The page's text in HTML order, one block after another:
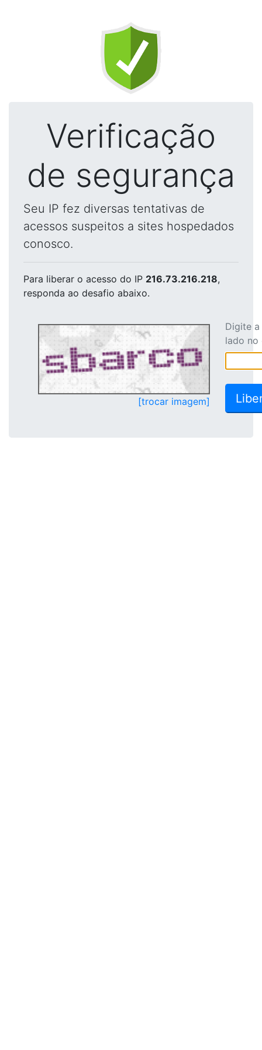
Verificação
de segurança
Seu IP fez diversas tentativas de
acessos suspeitos a sites hospedados
conosco.
Para liberar o acesso do IP 216.73.216.218,
responda ao desafio abaixo.
[trocar imagem]
Digite
lado no